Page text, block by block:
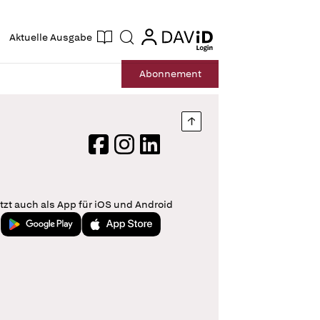
Aktuelle Ausgabe Suche login
login
Abonnement
Nach oben springen
FacebookInstagram
LinkedIn
auch als App für iOS und Android
Jetzt bei Google PlayLaden im App Store